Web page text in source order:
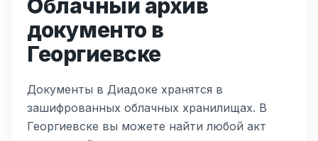
Облачный архив
документо в
Георгиевске
Документы в Диадоке хранятся в
зашифрованных облачных хранилищах. В
Георгиевске вы можете найти любой акт